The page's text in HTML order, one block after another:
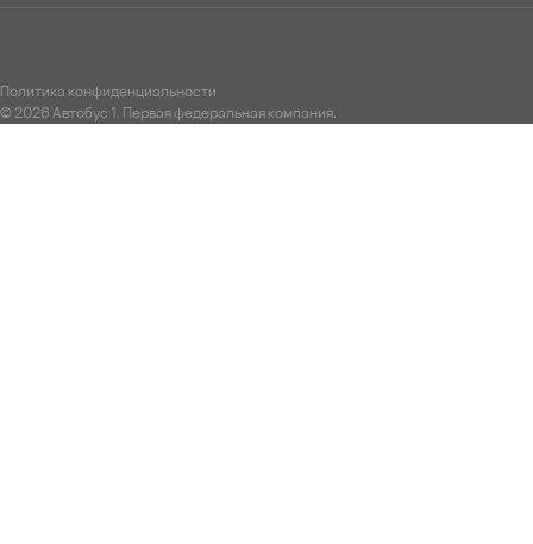
Политика конфиденциальности
© 2026 Автобус 1. Первая федеральная компания.